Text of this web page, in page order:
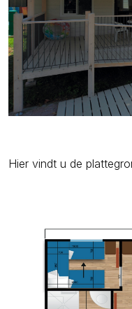
Hier vindt u de